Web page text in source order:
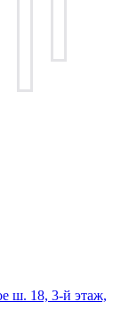
ш. 18, 3-й этаж,